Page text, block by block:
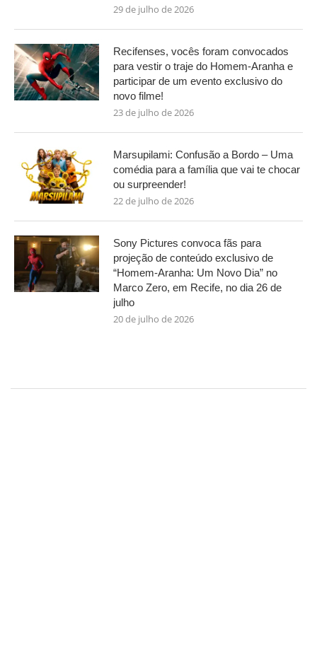
29 de julho de 2026
Recifenses, vocês foram convocados
para vestir o traje do Homem-Aranha e
participar de um evento exclusivo do
novo filme!
23 de julho de 2026
Marsupilami: Confusão a Bordo – Uma
comédia para a família que vai te chocar
ou surpreender!
22 de julho de 2026
Sony Pictures convoca fãs para
projeção de conteúdo exclusivo de
“Homem-Aranha: Um Novo Dia” no
Marco Zero, em Recife, no dia 26 de
julho
20 de julho de 2026